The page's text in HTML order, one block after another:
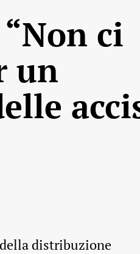
ci
un
distribuzione